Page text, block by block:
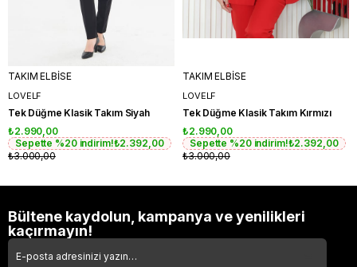
TAKIM ELBİSE
LOVELF
Tek Düğme Klasik Takım Siyah
₺2.990,00
Sepette %20 indirim!₺2.392,00
₺3.000,00
TAKIM ELBİSE
LOVELF
Tek Düğme Klasik Takım Kırmızı
₺2.990,00
Sepette %20 indirim!₺2.392,00
₺3.000,00
Bültene kaydolun, kampanya ve yenilikleri
kaçırmayın!